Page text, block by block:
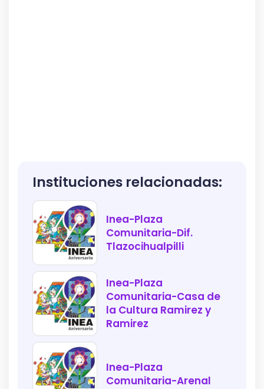
Instituciones relacionadas:
Inea-Plaza
Comunitaria-Dif.
Tlazocihualpilli
Inea-Plaza
Comunitaria-Casa de
la Cultura Ramirez y
Ramirez
Inea-Plaza
Comunitaria-Arenal